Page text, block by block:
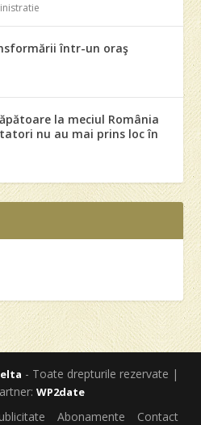
într-un oraş
la meciul România
nu au mai prins loc în
- Toate drepturile rezervate |
WP2date
Abonamente Contact